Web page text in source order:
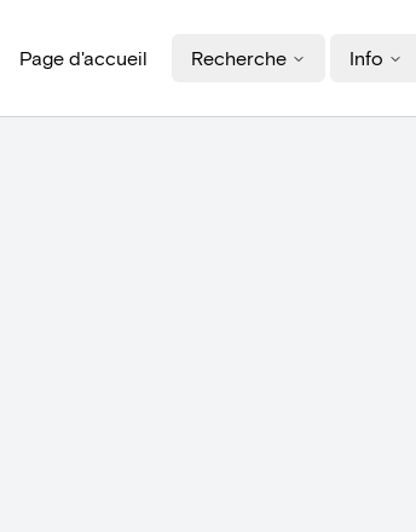
Page d'accueil Recherche Info